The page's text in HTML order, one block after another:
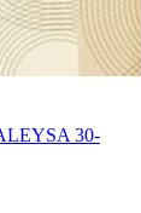
30-